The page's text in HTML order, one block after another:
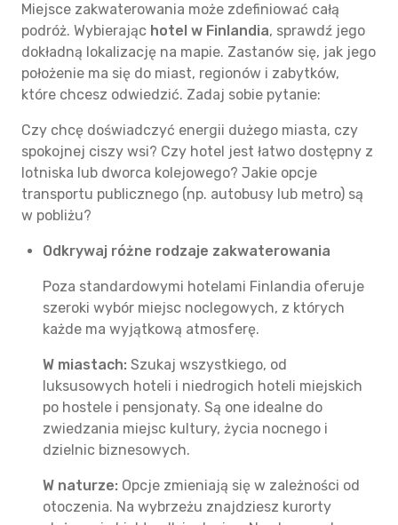
Miejsce zakwaterowania może zdefiniować całą
podróż. Wybierając hotel w Finlandia, sprawdź jego
dokładną lokalizację na mapie. Zastanów się, jak jego
położenie ma się do miast, regionów i zabytków,
które chcesz odwiedzić. Zadaj sobie pytanie:
Czy chcę doświadczyć energii dużego miasta, czy
spokojnej ciszy wsi? Czy hotel jest łatwo dostępny z
lotniska lub dworca kolejowego? Jakie opcje
transportu publicznego (np. autobusy lub metro) są
w pobliżu?
Odkrywaj różne rodzaje zakwaterowania
Poza standardowymi hotelami Finlandia oferuje
szeroki wybór miejsc noclegowych, z których
każde ma wyjątkową atmosferę.
W miastach: Szukaj wszystkiego, od
luksusowych hoteli i niedrogich hoteli miejskich
po hostele i pensjonaty. Są one idealne do
zwiedzania miejsc kultury, życia nocnego i
dzielnic biznesowych.
W naturze: Opcje zmieniają się w zależności od
otoczenia. Na wybrzeżu znajdziesz kurorty